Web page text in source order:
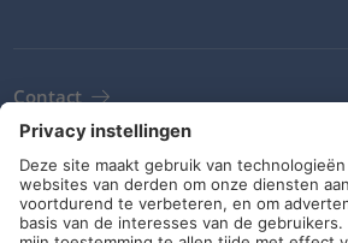
Contact
Newsletter
ALV